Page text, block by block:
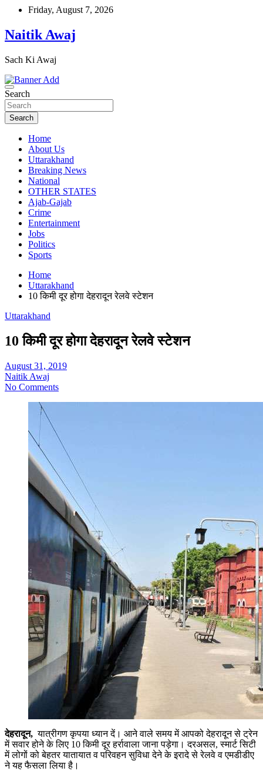
Skip
content
Friday, August 7, 2026
Naitik Awaj
Sach Ki Awaj
Search
Search
Home
About Us
Uttarakhand
Breaking News
National
OTHER STATES
Ajab-Gajab
Crime
Entertainment
Jobs
Politics
Sports
Home
Uttarakhand
10 किमी दूर होगा देहरादून रेलवे स्टेशन
Uttarakhand
10 किमी दूर होगा देहरादून रेलवे स्टेशन
August 31, 2019
Naitik Awaj
No Comments
देहरादून,यात्रीगण कृपया ध्यान दें। आने वाले समय में आपको देहरादून से ट्रेन
में सवार होने के लिए 10 किमी दूर हर्रावाला जाना पड़ेगा। दरअसल, स्मार्ट सिटी
में लोगों को बेहतर यातायात व परिवहन सुविधा देने के इरादे से रेलवे व एमडीडीए
ने यह फैसला लिया है।